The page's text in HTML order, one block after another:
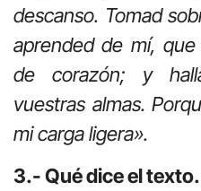
descanso. Tomad
aprended de mí,
de corazón; y
vuestras almas.
mi carga ligera».
3.- Qué dice el texto.